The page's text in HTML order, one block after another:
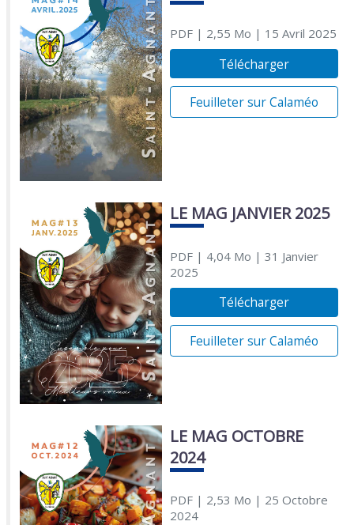
PDF| 2,55 Mo | 15 Avril 2025
Télécharger
Feuilleter sur Calaméo
LE MAG JANVIER 2025
PDF| 4,04 Mo | 31 Janvier
2025
Télécharger
Feuilleter sur Calaméo
LE MAG OCTOBRE
2024
PDF| 2,53 Mo | 25 Octobre
2024